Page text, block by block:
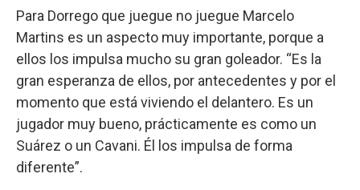
Para Dorrego que juegue no juegue Marcelo
Martins es un aspecto muy importante, porque a
ellos los impulsa mucho su gran goleador. “Es la
gran esperanza de ellos, por antecedentes y por el
momento que está viviendo el delantero. Es un
jugador muy bueno, prácticamente es como un
Suárez o un Cavani. Él los impulsa de forma
diferente”.